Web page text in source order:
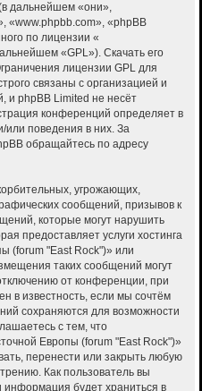
дальнейшем «они»,
«www.phpbb.com», «phpBB
по лицензии «
«GPL»). Скачать его
лицензии GPL для
связаны с организацией и
и phpBB Limited не несёт
конференций определяет в
или поведения в них. За
обращайтесь по адресу
угрожающих,
сообщений, призывов к
которые могут нарушить
предоставляет услуги хостинга
(forum "East Rock")» или
таких сообщений могут
от конференции, при
в известность, если мы сочтём
сохраняются для возможности
с тем, что
Европы (forum "East Rock")»
перенести или закрыть любую
Как пользователь вы
информация будет храниться в